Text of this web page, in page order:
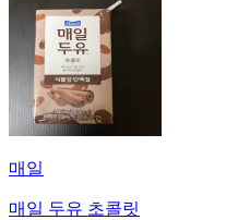
매일
매일 두유 초콜릿